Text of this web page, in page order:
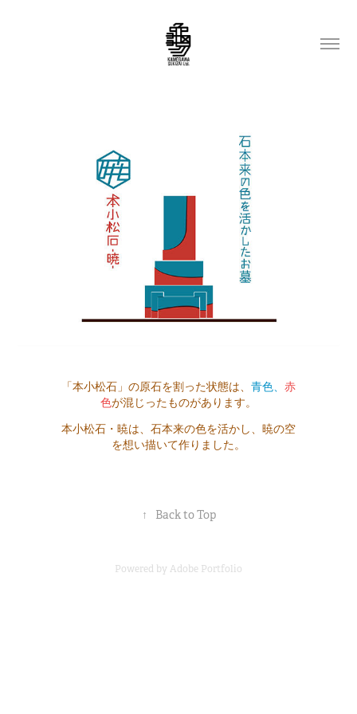
「本小松石」の原石を割った状態は、 青色、 赤
色が混じったものがあります。
本小松石・暁は、石本来の色を活かし、暁の空
を想い描いて作りました。
↑ Back to Top
Powered byAdobe Portfolio